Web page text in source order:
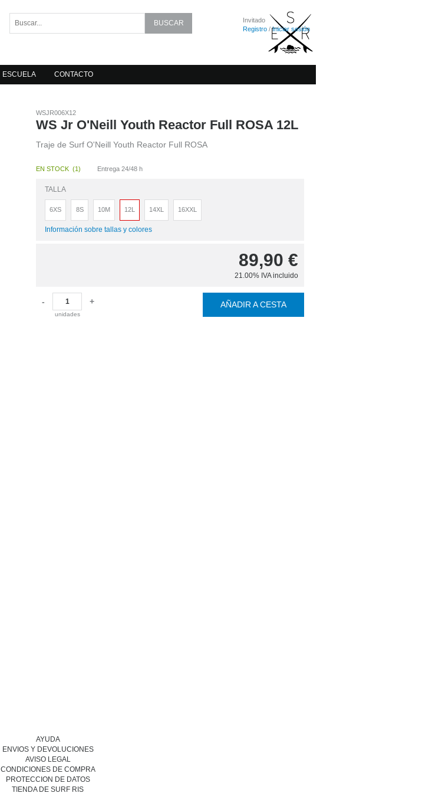
Invitado
Registro /Iniciar sesión
ESCUELA CONTACTO
WSJR006X12
WS Jr O'Neill Youth Reactor Full ROSA 12L
Traje de Surf O'Neill Youth Reactor Full ROSA
EN STOCK (1 ) Entrega 24/48 h
TALLA
6XS 8S 10M 12L 14XL 16XXL
Información sobre tallas y colores
89,90 €
21.00% IVA incluido
-
unidades
+ AÑADIR A CESTA
AYUDA
ENVIOS Y DEVOLUCIONES
AVISO LEGAL
CONDICIONES DE COMPRA
PROTECCION DE DATOS
TIENDA DE SURF RIS